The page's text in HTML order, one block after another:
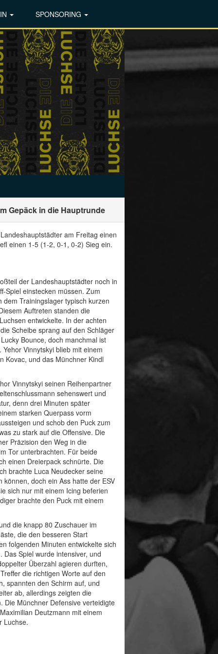
SPONSORING
Gepäck in die Hauptrunde
am Freitag einen
einen 1-5 (1-2, 0-1, 0-2) Sieg ein.
der Landeshauptstädter noch in
Spiel einstecken müssen. Zum
Trainingslager typisch kurzen
Auftreten standen die
entwickelte. In der achten
Scheibe sprang auf den Schläger
Bounce, doch manchmal ist
Vinnytskyi blieb mit einem
Kovac, und das Münchner Kindl
Vinnytskyi seinen Reihenpartner
sehenswert und
denn drei Minuten später
starken Querpass vorm
und schob den Puck zum
zu stark auf die Offensive. Die
Präzision den Weg in die
Tor unterbrachten. Für beide
einen Dreierpack schnürte. Die
brachte Luca Neudecker seine
doch ein Ass hatte der ESV
sich nur mit einem Icing beferien
brachte den Puck mit einem
die knapp 80 Zuschauer im
die den besseren Start
folgenden Minuten entwickelte sich
Spiel wurde intensiver, und
Überzahl agieren durften,
die richtigen Worte auf den
spannten den Schirm auf, und
ab, allerdings zeigten die
Die Münchner Defensive verteidigte
Deutzmann mit einem
Luchse.